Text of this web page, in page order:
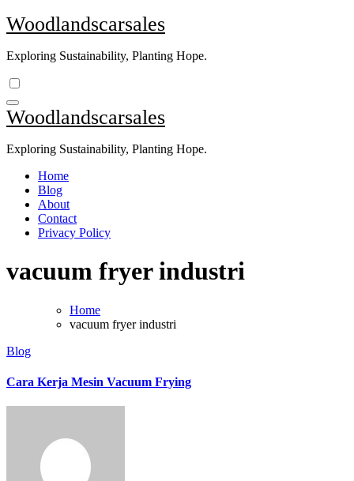
Skip
to
Woodlandscarsales
Exploring Sustainability, Planting Hope.
Woodlandscarsales
Exploring Sustainability, Planting Hope.
Home
Blog
About
Contact
Privacy Policy
vacuum fryer industri
Home
vacuum fryer industri
Blog
Cara Kerja Mesin Vacuum Frying